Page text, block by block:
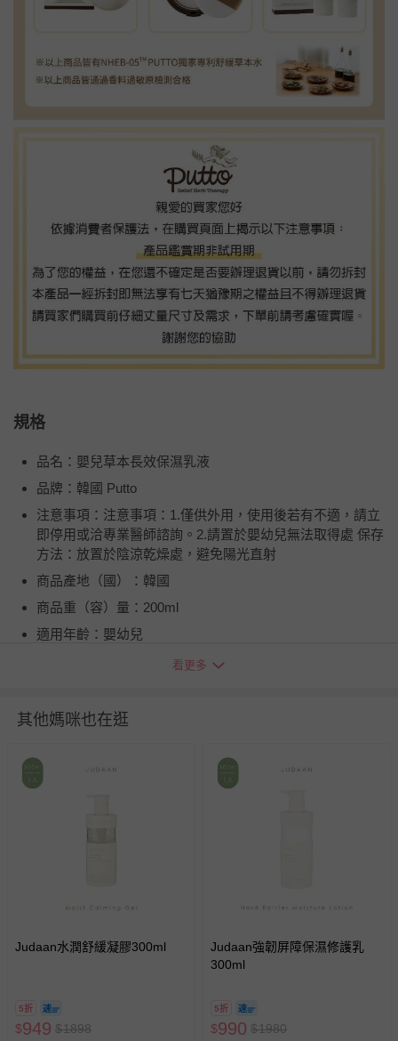
規格
品名：嬰兒草本長效保濕乳液
品牌：韓國 Putto
注意事項：注意事項：1.僅供外用，使用後若有不適，請立
即停用或洽專業醫師諮詢。2.請置於嬰幼兒無法取得處 保存
方法：放置於陰涼乾燥處，避免陽光直射
商品產地（國）：韓國
商品重（容）量：200ml
適用年齡：嬰幼兒
使用方式：適量擠入手掌心並推勻後，均勻塗抹身體上
退換貨須知
並非試用期，您所退回的商品必須是未經使用的全新狀態，
包含完整包裝、配件、說明文件及贈品等。
瑕疵退換貨所產生的運費，將由媽咪愛負責處理，若非瑕疵
LINE@客服ID: @mamilove
我們將依序為您處理
針對滿件折/滿額贈…等活動，如因部份退貨，而該訂單保
回。
看更多
其他媽咪也在逛
Judaan水潤舒緩凝膠300ml
5折
$949 $1898
Judaan強韌屏障保濕修護乳
300ml
5折
$990 $1980